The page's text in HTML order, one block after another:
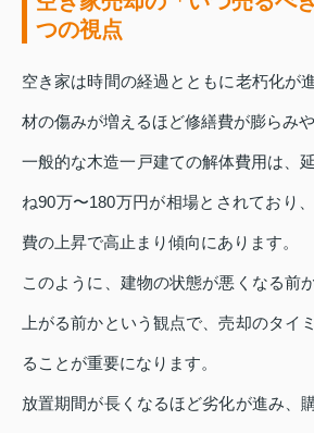
つの視点
空き家は時間の経過とともに老朽化が
材の傷みが増えるほど修繕費が膨らみや
一般的な木造一戸建ての解体費用は、
ね90万〜180万円が相場とされており
費の上昇で高止まり傾向にあります。
このように、建物の状態が悪くなる前
上がる前かという観点で、売却のタイ
ることが重要になります。
放置期間が長くなるほど劣化が進み、